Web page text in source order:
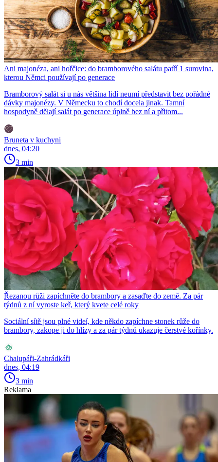
Ani majonéza, ani hořčice: do bramborového salátu patří 1 surovina,
kterou Němci používají po generace
Bramborový salát si u nás většina lidí neumí představit bez pořádné
dávky majonézy. V Německu to chodí docela jinak. Tamní
hospodyně dělají salát po generace úplně bez ní a přitom...
Bruneta v kuchyni
dnes, 04:20
3 min
Řezanou růži zapíchněte do brambory a zasaďte do země. Za pár
týdnů z ní vyroste keř, který kvete celé roky
Sociální sítě jsou plné videí, kde někdo zapíchne stonek růže do
brambory, zakope ji do hlízy a za pár týdnů ukazuje čerstvé kořínky.
Chalupáři-Zahrádkáři
dnes, 04:19
3 min
Reklama